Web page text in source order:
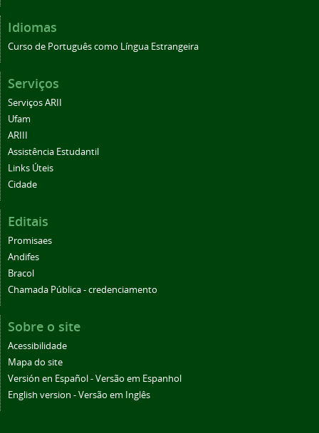
Idiomas
Curso de Português como Língua Estrangeira
Serviços
Serviços ARII
Ufam
ARIII
Assistência Estudantil
Links Úteis
Cidade
Editais
Promisaes
Andifes
Bracol
Chamada Pública - credenciamento
Sobre o site
Acessibilidade
Mapa do site
Versión en Español - Versão em Espanhol
English version - Versão em Inglês